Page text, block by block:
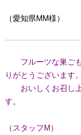
（愛知県MM様）
フルーツな巣ご
りがとうございます。
おいしくお召し上
す。
（スタッフM）